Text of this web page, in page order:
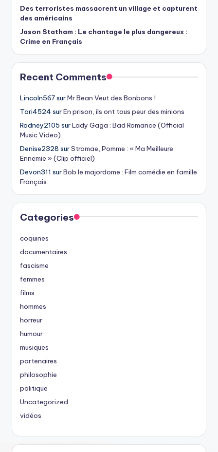
Des terroristes massacrent un village et capturent
des américains
Jason Statham : Le chantage le plus dangereux :
Crime en Français
Recent Comments
Lincoln567surMr Bean Veut des Bonbons !
Tori4524 surEn prison, ils ont tous peur des minions
Rodney2105 surLady Gaga : Bad Romance (Official
Music Video)
Denise2328 surStromae, Pomme : « Ma Meilleure
Ennemie » (Clip officiel)
Devon311 surBob le majordome : Film comédie en famille
Français
Categories
coquines
documentaires
fascisme
femmes
films
hommes
horreur
humour
musiques
partenaires
philosophie
politique
Uncategorized
vidéos